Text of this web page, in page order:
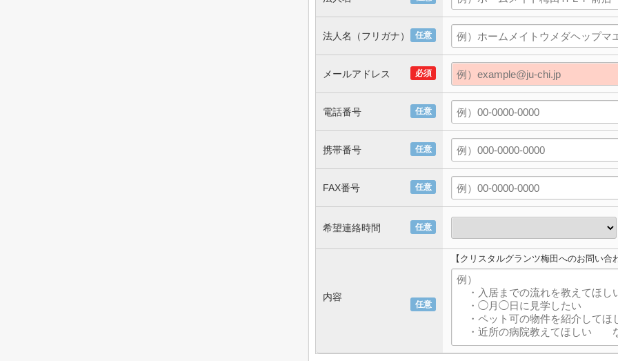
任意
法人名（フリガナ）
必須
メールアドレス
任意
電話番号
任意
携帯番号
任意
FAX番号
任意
希望連絡時間
任意
内容
【クリスタルグランツ梅田へのお問い合